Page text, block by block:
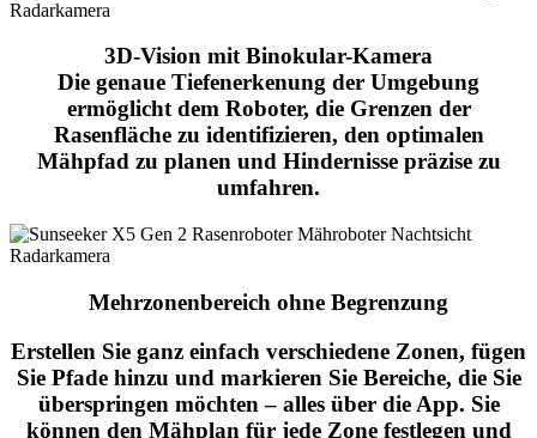
3D-Vision mit Binokular-Kamera
Die genaue Tiefenerkenung der Umgebung
ermöglicht dem Roboter, die Grenzen der
Rasenfläche zu identifizieren, den optimalen
Mähpfad zu planen und Hindernisse präzise zu
umfahren.
Mehrzonenbereich ohne Begrenzung
Erstellen Sie ganz einfach verschiedene Zonen, fügen
Sie Pfade hinzu und markieren Sie Bereiche, die Sie
überspringen möchten – alles über die App. Sie
können den Mähplan für jede Zone festlegen und